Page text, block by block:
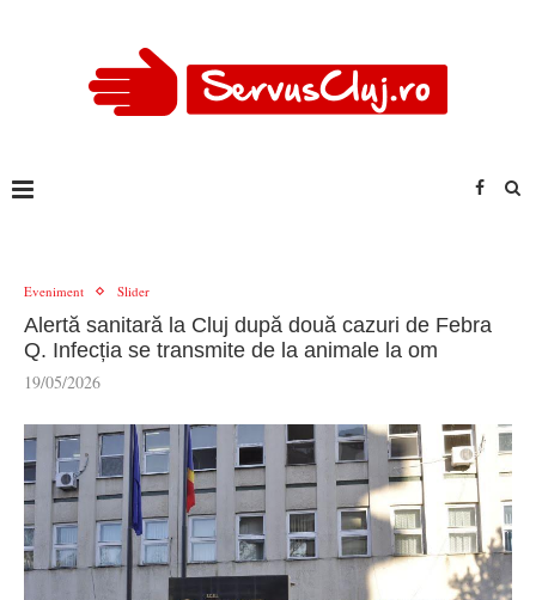
Eveniment Slider
Alertă sanitară la Cluj după două cazuri de Febra
Q. Infecția se transmite de la animale la om
19/05/2026